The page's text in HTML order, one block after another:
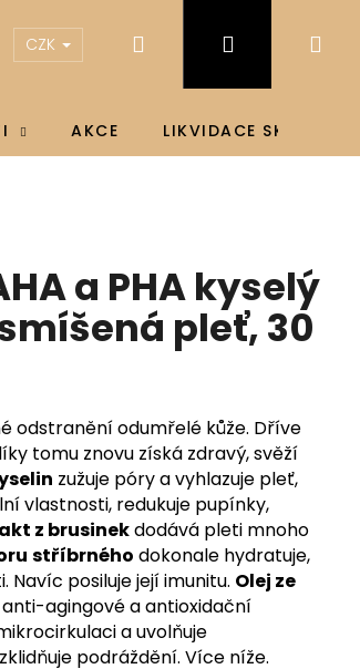
AKCE LIKVIDACE SKLADU
CZK Přihlášení
a PHA kyselý
pleť, 30
odstranění odumřelé kůže. Dříve
tomu znovu získá zdravý, svěží
zužuje póry a vyhlazuje pleť,
vlastnosti, redukuje pupínky,
z brusinekdodává pleti mnoho
stříbrného dokonale hydratuje,
posiluje její imunitu. Olej ze
agingové a antioxidační
a uvolňuje
podráždění. Více níže.
7